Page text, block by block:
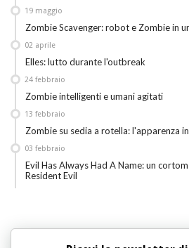
Zombie Scavenger: robot e Zombie in
19 maggio
Elles: lutto durante l'outbreak
02 aprile
Zombie intelligenti e umani agitati
24 febbraio
Zombie su sedia a rotella: l'apparenza
13 febbraio
Evil Has Always Had A Name: un
Resident Evil
03 febbraio